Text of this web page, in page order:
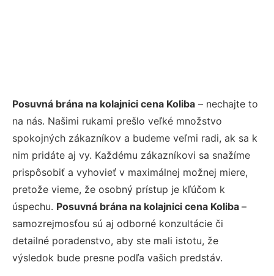
Posuvná brána na kolajnici cena Koliba – nechajte to
na nás. Našimi rukami prešlo veľké množstvo
spokojných zákazníkov a budeme veľmi radi, ak sa k
nim pridáte aj vy. Každému zákazníkovi sa snažíme
prispôsobiť a vyhovieť v maximálnej možnej miere,
pretože vieme, že osobný prístup je kľúčom k
úspechu. Posuvná brána na kolajnici cena Koliba –
samozrejmosťou sú aj odborné konzultácie či
detailné poradenstvo, aby ste mali istotu, že
výsledok bude presne podľa vašich predstáv.